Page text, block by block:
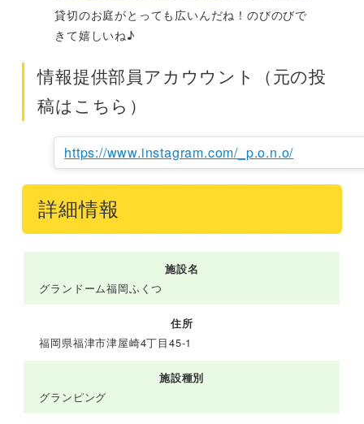
貸切のお庭がとっても広いんだね！のびのびで
きて嬉しいね♪
情報提供部員アカウウント（元の投
稿はこちら）
https://www.instagram.com/_p.o.n.o/
詳細情報
施設名
グランドーム福岡ふくつ
住所
福岡県福津市津屋崎4丁目45-1
施設種別
グランピング